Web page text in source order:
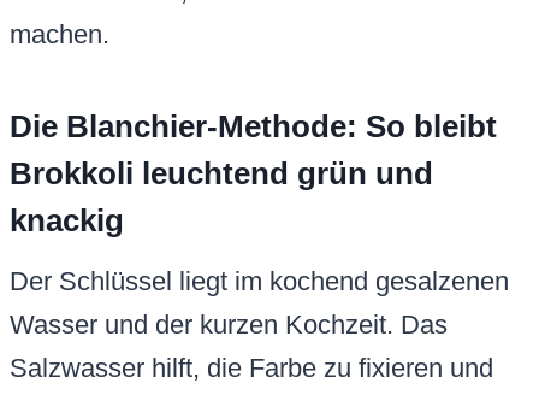
machen.
Die Blanchier-Methode: So bleibt
Brokkoli leuchtend grün und
knackig
Der Schlüssel liegt im kochend gesalzenen
Wasser und der kurzen Kochzeit. Das
Salzwasser hilft, die Farbe zu fixieren und